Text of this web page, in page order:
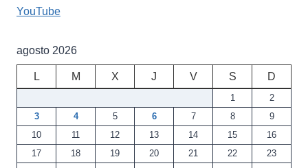
YouTube
agosto 2026
L M X J V S D
1
2
3
4 5 6 7 8
9
10
11 12 13 14 15
16
17
18 19 20 21 22
23